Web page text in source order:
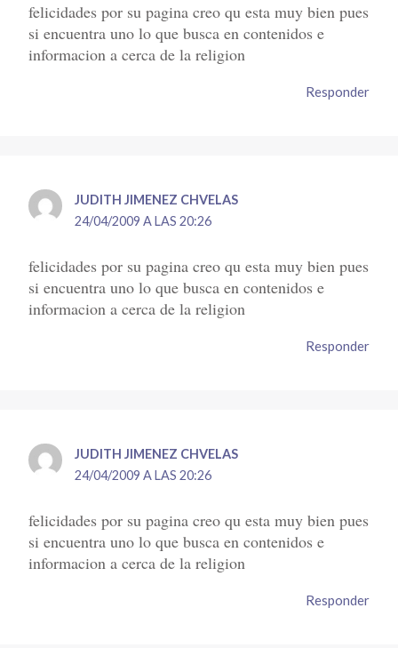
felicidades por su pagina creo qu esta muy bien pues
si encuentra uno lo que busca en contenidos e
informacion a cerca de la religion
Responder
JUDITH JIMENEZ CHVELAS
24/04/2009 A LAS 20:26
felicidades por su pagina creo qu esta muy bien pues
si encuentra uno lo que busca en contenidos e
informacion a cerca de la religion
Responder
JUDITH JIMENEZ CHVELAS
24/04/2009 A LAS 20:26
felicidades por su pagina creo qu esta muy bien pues
si encuentra uno lo que busca en contenidos e
informacion a cerca de la religion
Responder